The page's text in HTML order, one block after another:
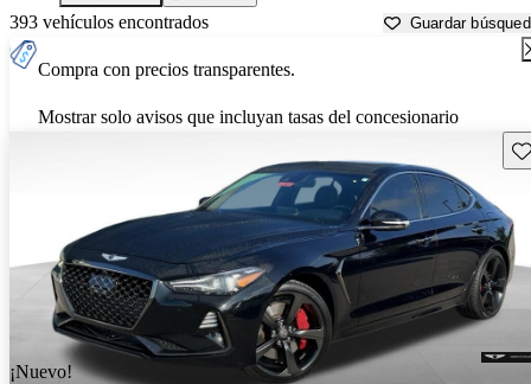
393 vehículos encontrados Guardar
Compra con precios transparentes.
Mostrar solo avisos que incluyan tasas del concesionario
¡Nuevo!